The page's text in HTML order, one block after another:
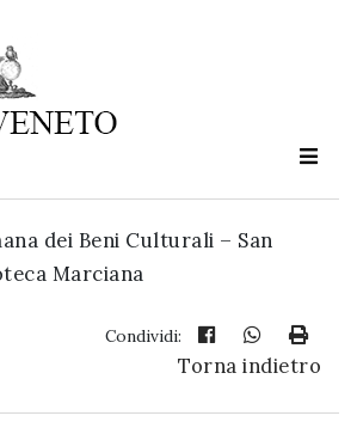
dei Beni Culturali – San
Marciana
Condividi:
Torna indietro